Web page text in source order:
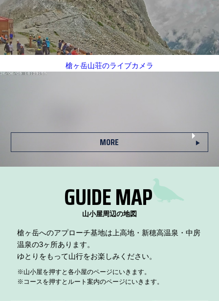
槍ヶ岳山荘のライブカメラ
南岳小屋のライブカメラ
MORE
GUIDE MAP
山小屋周辺の地図
槍ヶ岳へのアプローチ基地は上高地・新穂高温泉・中房
温泉の3ヶ所あります。
ゆとりをもって山行をお楽しみください。
※山小屋を押すと各小屋のページにいきます。
※コースを押すとルート案内のページにいきます。